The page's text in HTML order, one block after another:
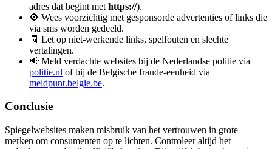
adres dat begint met https://).
🚫 Wees voorzichtig met gesponsorde advertenties of links die
via sms worden gedeeld.
🧾 Let op niet-werkende links, spelfouten en slechte
vertalingen.
📢 Meld verdachte websites bij de Nederlandse politie via
politie.nl of bij de Belgische fraude-eenheid via
meldpunt.belgie.be.
Conclusie
Spiegelwebsites maken misbruik van het vertrouwen in grote
merken om consumenten op te lichten. Controleer altijd het